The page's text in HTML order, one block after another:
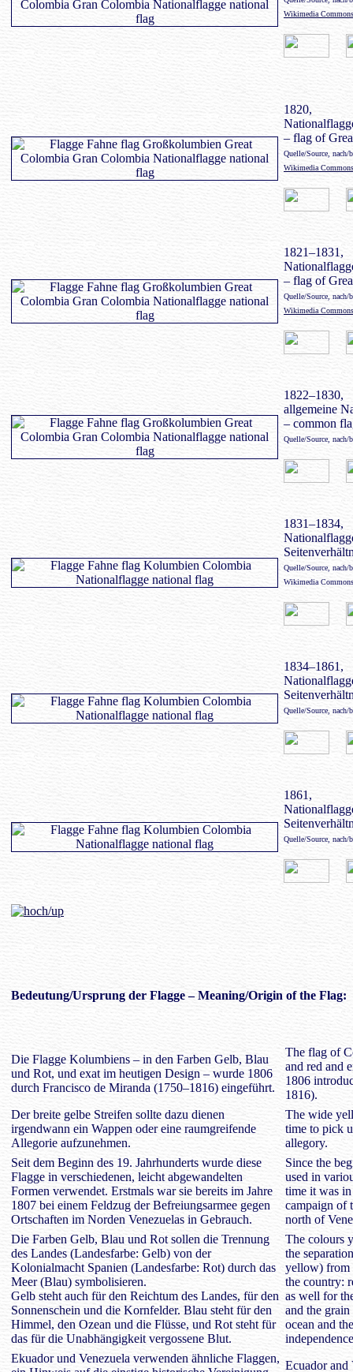
Wikimedia Commons
1820,
– flag of
Quelle/Source,
Wikimedia Commons
1821–1831,
– flag of
Quelle/Source,
Wikimedia Commons
1822–1830,
allgemeine
– common
Quelle/Source,
1831–1834,
Quelle/Source,
Wikimedia Commons
1834–1861,
Quelle/Source,
1861,
Quelle/Source,
Bedeutung/Ursprung der Flagge – Meaning/Origin of the Flag:
Die Flagge Kolumbiens – in den Farben Gelb, Blau
und Rot, und exat im heutigen Design – wurde 1806
durch Francisco de Miranda (1750–1816) eingeführt.
The flag of
and red and
1806
1816).
Der breite gelbe Streifen sollte dazu dienen
irgendwann ein Wappen oder eine raumgreifende
Allegorie aufzunehmen.
The wide
time to pick
allegory.
Seit dem Beginn des 19. Jahrhunderts wurde diese
Flagge in verschiedenen, leicht abgewandelten
Formen verwendet. Erstmals war sie bereits im Jahre
1807 bei einem Feldzug der Befreiungsarmee gegen
Ortschaften im Norden Venezuelas in Gebrauch.
Since the
used in
time it was
campaign of
north of
Die Farben Gelb, Blau und Rot sollen die Trennung
des Landes (Landesfarbe: Gelb) von der
Kolonialmacht Spanien (Landesfarbe: Rot) durch das
Meer (Blau) symbolisieren.
Gelb steht auch für den Reichtum des Landes, für den
Sonnenschein und die Kornfelder. Blau steht für den
Himmel, den Ozean und die Flüsse, und Rot steht für
das für die Unabhängigkeit vergossene Blut.
The colours
the
yellow) from
the country:
as well for
and the
ocean and
Ekuador und Venezuela verwenden ähnliche Flaggen,
Ecuador and